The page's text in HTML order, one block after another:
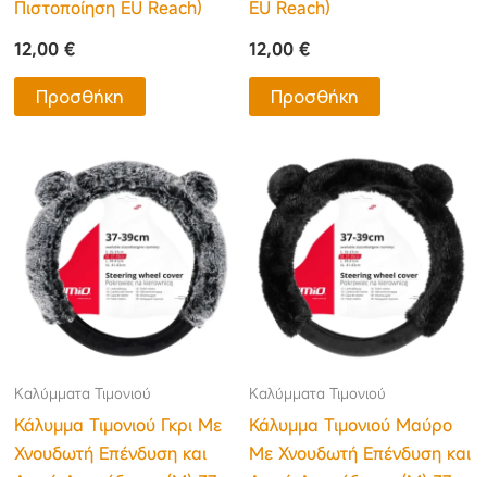
Πιστοποίηση EU Reach)
12,00€
Προσθήκη
EU Reach)
12,00 €
Προσθήκη
Καλύμματα Τιμονιού
Κάλυμμα Τιμονιού Γκρι Με
Χνουδωτή Επένδυση και
Καλύμματα Τιμονιού
Κάλυμμα Τιμονιού Μαύρο
Με Χνουδωτή Επένδυση και